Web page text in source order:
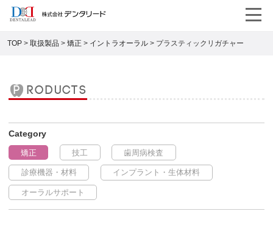
TOP> 取扱製品> 矯正 > イントラオーラル> プラスティックリガチャー
products
矯正 技工 歯周病検査
診療機器・材料 インプラント・生体材料
オーラルサポート